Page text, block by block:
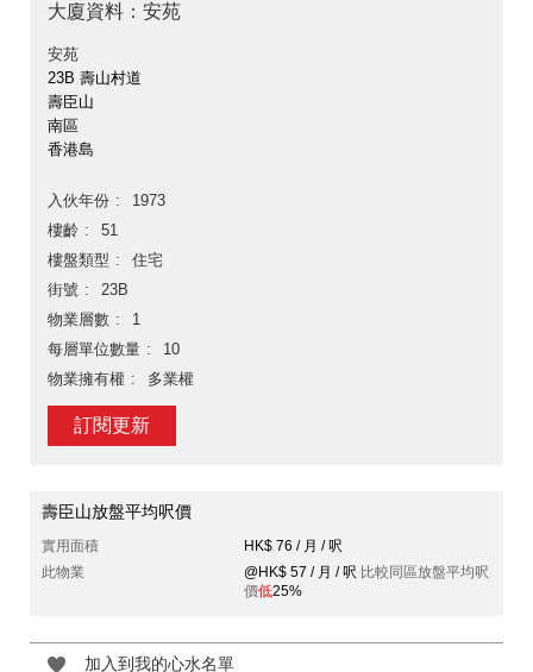
大廈資料：安苑
安苑
23B 壽山村道
壽臣山
南區
香港島
入伙年份
1973
樓齡
51
樓盤類型
住宅
街號
23B
物業層數
1
每層單位數量
10
物業擁有權
多業權
訂閱更新
壽臣山放盤平均呎價
實用面積
HK$ 76 / 月 / 呎
此物業
@HK$ 57 / 月 / 呎 比較同區放盤平均呎
價低25%
加入到我的心水名單